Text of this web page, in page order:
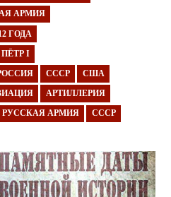
АРМИЯ
ГОДА
ПЁТР I
СССР США
АРТИЛЛЕРИЯ
РУССКАЯ АРМИЯ СССР